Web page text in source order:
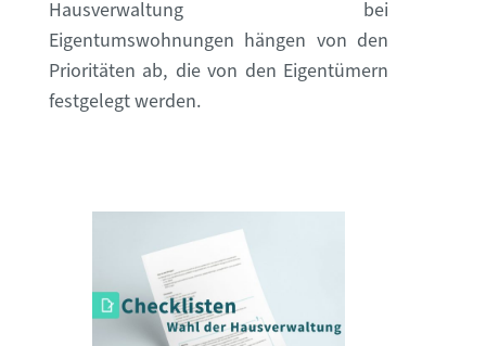
Hausverwaltung bei
Eigentumswohnungen hängen von den
Prioritäten ab, die von den Eigentümern
festgelegt werden.